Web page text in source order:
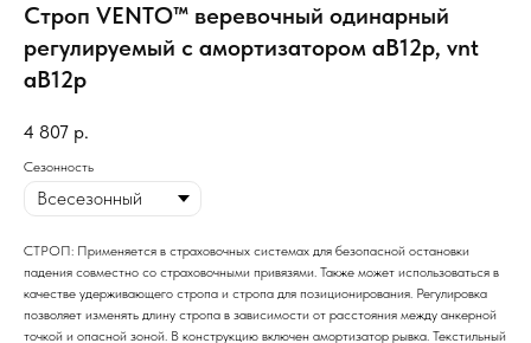
Строп VENTO™ веревочный одинарный
регулируемый с амортизатором аВ12р, vnt
aB12p
4 807 р.
Сезонность
СТРОП: Применяется в страховочных системах для безопасной остановки
падения совместно со страховочными привязями. Также может использоваться в
качестве удерживающего стропа и стропа для позиционирования. Регулировка
позволяет изменять длину стропа в зависимости от расстояния между анкерной
точкой и опасной зоной. В конструкцию включен амортизатор рывка. Текстильный